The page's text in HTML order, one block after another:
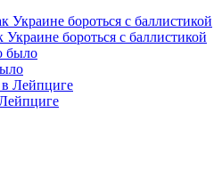
бороться с баллистикой